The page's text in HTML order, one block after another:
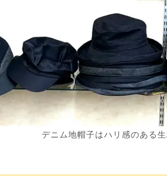
デニム地帽子はハリ感のある